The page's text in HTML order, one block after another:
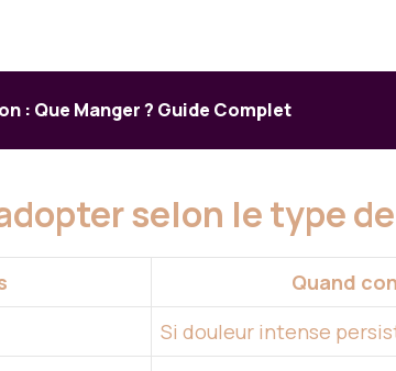
: Que Manger ? Guide Complet
selon le type
Quand
Si douleur intense